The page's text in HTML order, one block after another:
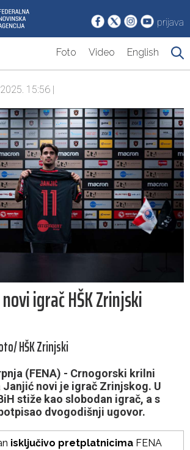
prijava
Foto Video English
15:56 |
igrač HŠK Zrinjski
HŠK Zrinjski
(FENA) - Crnogorski krilni
Janjić novi je igrač Zrinjskog. U
stiže kao slobodan igrač, a s
dvogodišnji ugovor.
isključivo pretplatnicima FENA